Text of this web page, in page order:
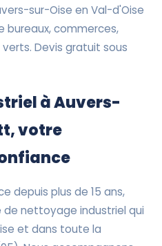
sur-Oise en Val-d'Oise
commerces,
Devis gratuit sous
à Auvers-
votre
depuis plus de 15 ans,
nettoyage industriel qui
et dans toute la